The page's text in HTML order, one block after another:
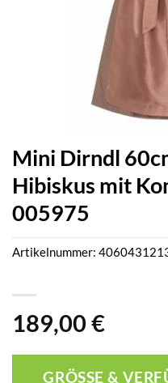
Mini Dirndl
Hibiskus mit
005975
189,00 €
GRÖSSE &
Artikelnummer: